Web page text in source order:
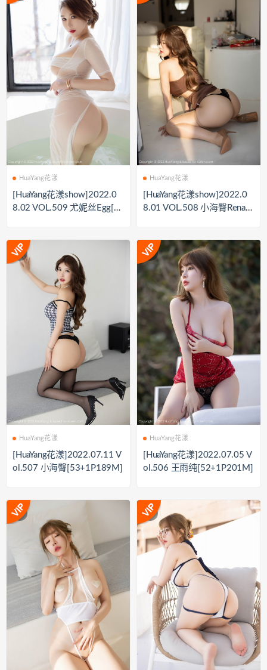
HuaYang花漾
[HuaYang花漾show]2022.0
8.02 VOL.509 尤妮丝Egg[5
HuaYang花漾
[HuaYang花漾show]2022.0
8.01 VOL.508 小海臀Rena[4
HuaYang花漾
[HuaYang花漾]2022.07.11 V
ol.507 小海臀[53+1P189M]
HuaYang花漾
[HuaYang花漾]2022.07.05 V
ol.506 王雨纯[52+1P201M]